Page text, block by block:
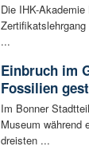
Die IHK-
...
Einbruch im
Fossilien
Im Bonner
Museum während
dreisten ...